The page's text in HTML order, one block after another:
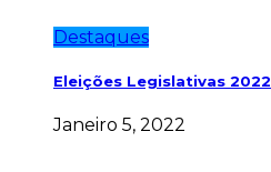
Destaques
Eleições Legislativas 2022
Janeiro 5, 2022